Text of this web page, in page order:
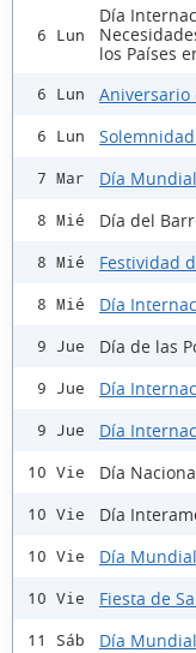
6 Lun
Día
los Países
6 Lun Aniversario
6 Lun
7 Mar Día
8 Mié Día del
8 Mié Festividad
8 Mié Día
9 Jue Día de las
9 Jue Día
9 Jue Día
10 Vie Día
10 Vie Día
10 Vie Día
10 Vie Fiesta de
11 Sáb Día